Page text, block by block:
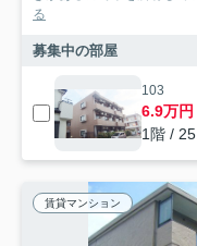
る
募集中の部屋
103
6.9万円
1階 /
賃貸マンション